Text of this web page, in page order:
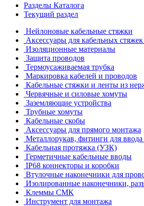
Разделы Каталога
Текущий раздел
Нейлоновые кабельные стяжки
Аксессуары для кабельных
Изоляционные материалы
Защита проводов
Термоусаживаемая трубка
Маркировка кабелей и проводов
Кабельные стяжки и ленты из
Червячные и силовые хомуты
Заземляющие устройства
Трубные хомуты
Кабельные скобы
Аксессуары для прямого монтажа
Металлорукав, фитинги для
Кабельная протяжка (УЗК)
Герметичные кабельные вводы
IP68 коннекторы и коробки
Втулочные наконечники для
Изолированные наконечники,
Клеммы СМК
Инструмент для монтажа